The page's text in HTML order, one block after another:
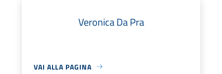
Veronica Da Pra
VAI ALLA PAGINA